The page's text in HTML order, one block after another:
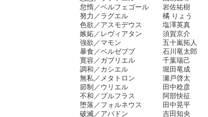
怠惰／ベルフェゴール 岩佐祐樹
努力／ラグエル 橘 りょう
色欲／アスモデウス 塩澤英真
嫉妬／レヴィアタン 須賀京介
強欲／マモン 五十嵐拓人
暴食／ベルゼブブ 石川竜太郎
寛容／ガブリエル 千葉瑞己
調和／カシエル 堀田竜成
無私／メタトロン 瀬戸啓太
節制／ウリエル 田中稔彦
不和／プルフラス 阿部快征
堕落／フォルネウス 田中晃平
破滅／アバドン 吉田知央